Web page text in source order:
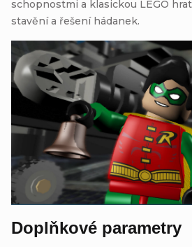
schopnostmi a klasickou LEGO
stavění a řešení hádanek.
Doplňkové parametry